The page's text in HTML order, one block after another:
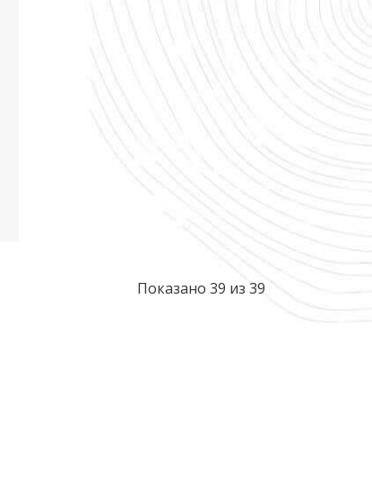
Показано 39 из 39